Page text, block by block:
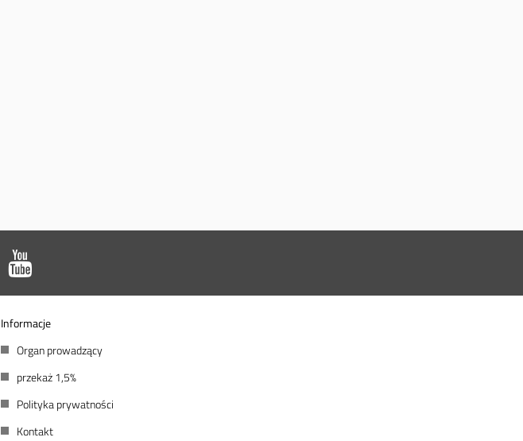
Informacje
Organ prowadzący
przekaż 1,5%
Polityka prywatności
Kontakt